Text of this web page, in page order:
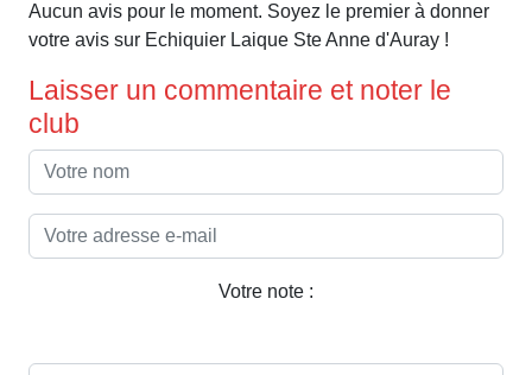
Aucun avis pour le moment. Soyez le premier à donner
votre avis sur Echiquier Laique Ste Anne d'Auray !
Laisser un commentaire et noter le
club
Votre note :